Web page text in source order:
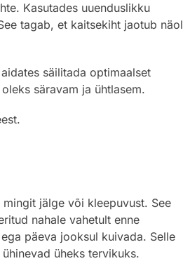
Kasutades uuenduslikku
tagab, et kaitsekiht jaotub näol
säilitada optimaalset
säravam ja ühtlasem.
jälge või kleepuvust. See
nahale vahetult enne
päeva jooksul kuivada. Selle
üheks tervikuks.